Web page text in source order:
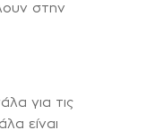
στην
για τις
είναι